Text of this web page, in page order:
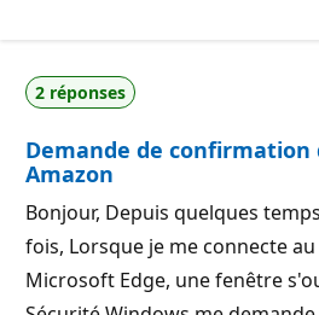
p
u
t
t
i
o
n
s
d
e
é
p
u
a
t
i
o
n
2 réponses
Demande de
Amazon
Bonjour, Depuis quelques
fois, Lorsque je me connecte
Microsoft Edge, une fenêtre